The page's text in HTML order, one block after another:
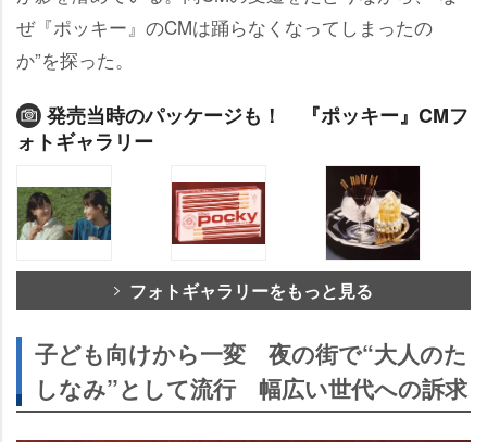
ぜ『ポッキー』のCMは踊らなくなってしまったの
か”を探った。
発売当時のパッケージも！ 『ポッキー』CMフ
ォトギャラリー
フォトギャラリーをもっと見る
子ども向けから一変 夜の街で“大人のた
しなみ”として流行 幅広い世代への訴求